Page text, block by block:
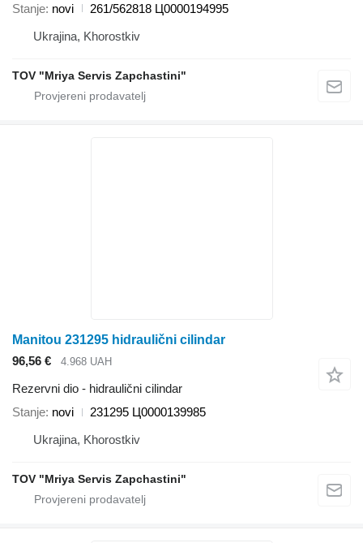
Stanje novi
261/562818 Ц0000194995
Ukrajina, Khorostkiv
TOV "Mriya Servis Zapchastini"
Manitou 231295 hidraulični cilindar
96,56 €
4.968 UAH
Rezervni dio - hidraulični cilindar
Stanje novi
231295 Ц0000139985
Ukrajina, Khorostkiv
TOV "Mriya Servis Zapchastini"